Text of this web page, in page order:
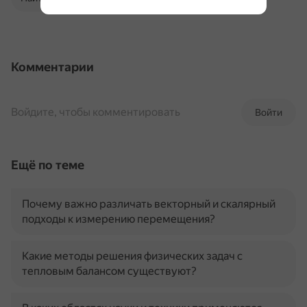
Комментарии
Войти
Войдите, чтобы комментировать
Ещё по теме
Почему важно различать векторный и скалярный
подходы к измерению перемещения?
Какие методы решения физических задач с
тепловым балансом существуют?